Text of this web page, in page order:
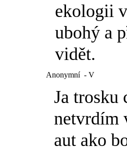
ekologii
ubohý a
vidět.
Anonymní - V
Ja trosku
netvrdím
aut ako